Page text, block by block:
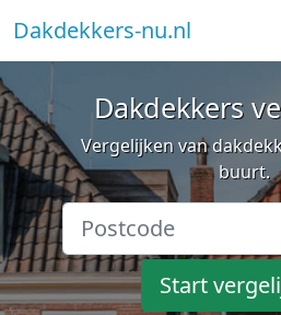
Dakdekkers-nu.nl
Dakdekkers
Vergelijken van
buurt.
Start